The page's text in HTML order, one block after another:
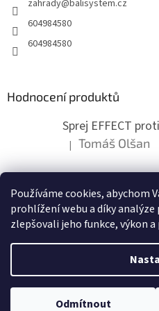
Používáme cookies, abychom
prohlížení webu a díky
zlepšovali jeho funkce, výkon
Odmítnout
zahrady@balisystem.cz
604984580
604984580
Hodnocení produktů
Sprej EFFECT
Hodnocení produktu je
| Tomáš Olšan
ZDE NÁM MŮŽETE
Copyright 2026